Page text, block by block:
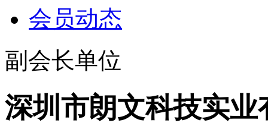
会员动态
副会长单位
深圳市朗文科技实业